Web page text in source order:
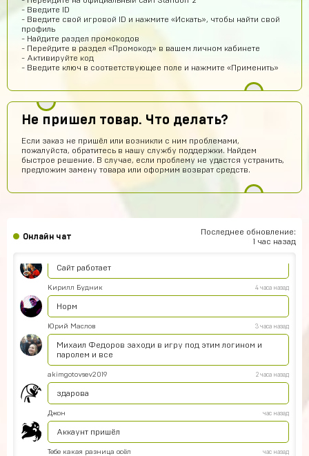
- Введите ID
- Введите свой игровой ID и нажмите «Искать», чтобы найти свой
профиль
- Найдите раздел промокодов
- Перейдите в раздел «Промокод» в вашем личном кабинете
- Активируйте код
- Введите ключ в соответствующее поле и нажмите «Применить»
Не пришел товар. Что делать?
Если заказ не пришёл или возникли с ним проблемами,
пожалуйста, обратитесь в нашу службу поддержки. Найдем
быстрое решение. В случае, если проблему не удастся устранить,
предложим замену товара или оформим возврат средств.
Онлайн чат
Последнее обновление:
1 час назад
Айнур Кулиева
Акк пришел)))
Иван Горобинский 10 часов назад
Куда пришел? На почту?
ГК
10 часов назад
Я хз насчёт сайта. Куплю аккаунт и напишу ещё раз
DA куплю
Алексей Санкин
Сайт работает
Кирилл Будник 4 часа назад
Норм
Юрий Маслов 3 часа назад
Михаил Федоров заходи в игру под этим логином и
паролем и все
akimgotovsev2019 2 часа назад
здарова
Джон час назад
Аккаунт пришёл
Тебе какая разница осёл час назад